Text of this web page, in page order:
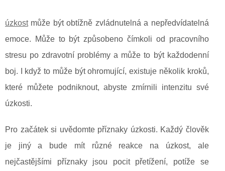
úzkostmůže být obtížně zvládnutelná a nepředvídatelná
emoce. Může to být způsobeno čímkoli od pracovního
stresu po zdravotní problémy a může to být každodenní
boj. I když to může být ohromující, existuje několik kroků,
které můžete podniknout, abyste zmírnili intenzitu své
úzkosti.
Pro začátek si uvědomte příznaky úzkosti. Každý člověk
je jiný a bude mít různé reakce na úzkost, ale
nejčastějšími příznaky jsou pocit přetížení, potíže se